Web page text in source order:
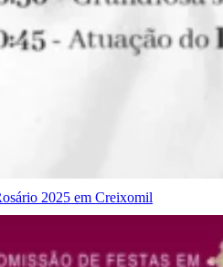
2025 em Creixomil